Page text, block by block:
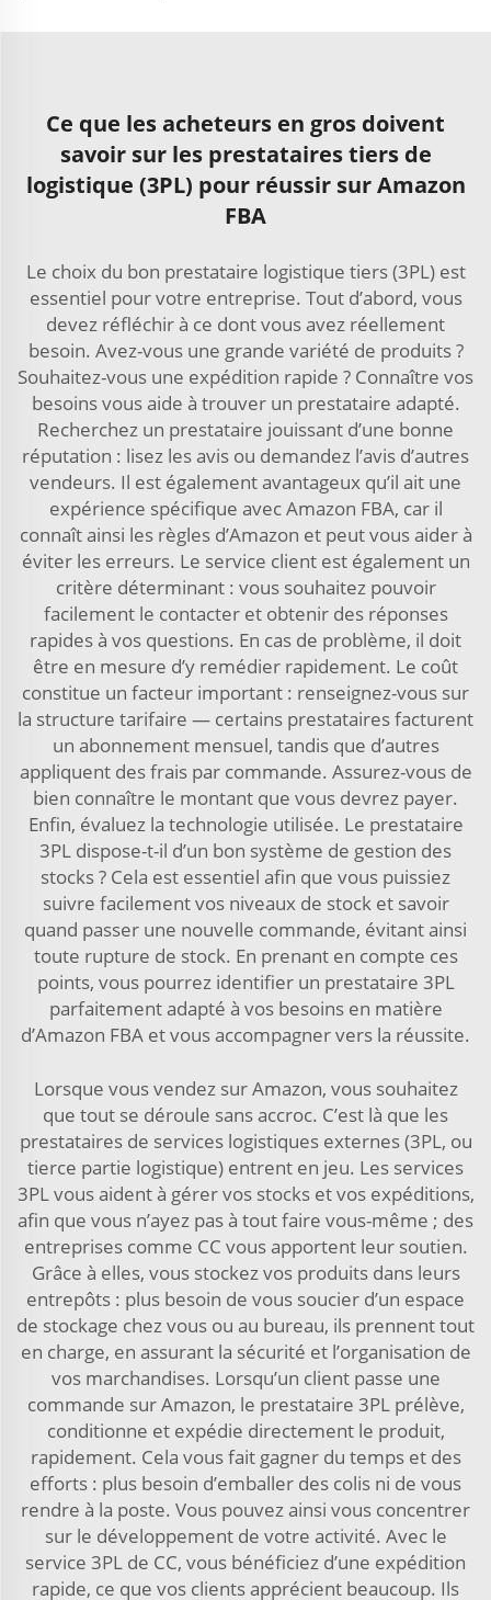
Ce que les acheteurs en gros doivent
savoir sur les prestataires tiers de
logistique (3PL) pour réussir sur Amazon
FBA
Le choix du bon prestataire logistique tiers (3PL) est
essentiel pour votre entreprise. Tout d’abord, vous
devez réfléchir à ce dont vous avez réellement
besoin. Avez-vous une grande variété de produits ?
Souhaitez-vous une expédition rapide ? Connaître vos
besoins vous aide à trouver un prestataire adapté.
Recherchez un prestataire jouissant d’une bonne
réputation : lisez les avis ou demandez l’avis d’autres
vendeurs. Il est également avantageux qu’il ait une
expérience spécifique avec Amazon FBA, car il
connaît ainsi les règles d’Amazon et peut vous aider à
éviter les erreurs. Le service client est également un
critère déterminant : vous souhaitez pouvoir
facilement le contacter et obtenir des réponses
rapides à vos questions. En cas de problème, il doit
être en mesure d’y remédier rapidement. Le coût
constitue un facteur important : renseignez-vous sur
la structure tarifaire — certains prestataires facturent
un abonnement mensuel, tandis que d’autres
appliquent des frais par commande. Assurez-vous de
bien connaître le montant que vous devrez payer.
Enfin, évaluez la technologie utilisée. Le prestataire
3PL dispose-t-il d’un bon système de gestion des
stocks ? Cela est essentiel afin que vous puissiez
suivre facilement vos niveaux de stock et savoir
quand passer une nouvelle commande, évitant ainsi
toute rupture de stock. En prenant en compte ces
points, vous pourrez identifier un prestataire 3PL
parfaitement adapté à vos besoins en matière
d’Amazon FBA et vous accompagner vers la réussite.
Lorsque vous vendez sur Amazon, vous souhaitez
que tout se déroule sans accroc. C’est là que les
prestataires de services logistiques externes (3PL, ou
tierce partie logistique) entrent en jeu. Les services
3PL vous aident à gérer vos stocks et vos expéditions,
afin que vous n’ayez pas à tout faire vous-même ; des
entreprises comme CC vous apportent leur soutien.
Grâce à elles, vous stockez vos produits dans leurs
entrepôts : plus besoin de vous soucier d’un espace
de stockage chez vous ou au bureau, ils prennent tout
en charge, en assurant la sécurité et l’organisation de
vos marchandises. Lorsqu’un client passe une
commande sur Amazon, le prestataire 3PL prélève,
conditionne et expédie directement le produit,
rapidement. Cela vous fait gagner du temps et des
efforts : plus besoin d’emballer des colis ni de vous
rendre à la poste. Vous pouvez ainsi vous concentrer
sur le développement de votre activité. Avec le
service 3PL de CC, vous bénéficiez d’une expédition
rapide, ce que vos clients apprécient beaucoup. Ils